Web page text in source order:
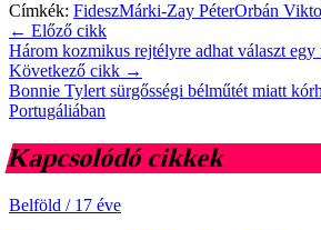
Címkék: FideszMárki-Zay PéterOrbán
← Előző cikk
Három kozmikus rejtélyre adhat választ egy
Következő cikk →
Bonnie Tylert sürgősségi bélműtét miatt
Portugáliában
Kapcsolódó cikkek
Belföld / 17 éve